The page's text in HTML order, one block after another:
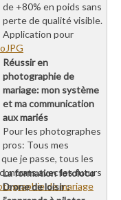
de +80% en poids sans
perte de qualité visible.
Application pour
Réussir en
photographie de
mariage: mon système
et ma communication
aux mariés
Pour les photographes
pros: Tous mes
je passe, tous les
avec les futurs
de mariage
La formation fotoloco
Drone de loisir :